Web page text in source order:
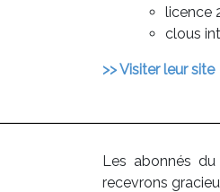
licence
clous
>> Visiter leur site
Les abonnés
recevrons